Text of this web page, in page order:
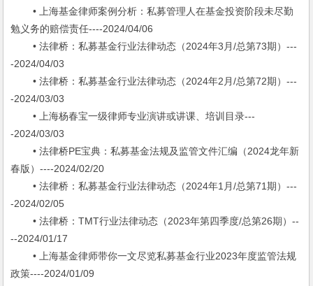
• 上海基金律师案例分析：私募管理人在基金投资阶段未尽勤
勉义务的赔偿责任----2024/04/06
• 法律桥：私募基金行业法律动态（2024年3月/总第73期）---
-2024/04/03
• 法律桥：私募基金行业法律动态（2024年2月/总第72期）---
-2024/03/03
• 上海杨春宝一级律师专业演讲或讲课、培训目录---
-2024/03/03
• 法律桥PE宝典：私募基金法规及监管文件汇编（2024龙年新
春版）----2024/02/20
• 法律桥：私募基金行业法律动态（2024年1月/总第71期）---
-2024/02/05
• 法律桥：TMT行业法律动态（2023年第四季度/总第26期）--
--2024/01/17
• 上海基金律师带你一文尽览私募基金行业2023年度监管法规
政策----2024/01/09